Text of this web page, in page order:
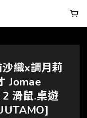
織x調月莉
Jomae
滑鼠.桌遊